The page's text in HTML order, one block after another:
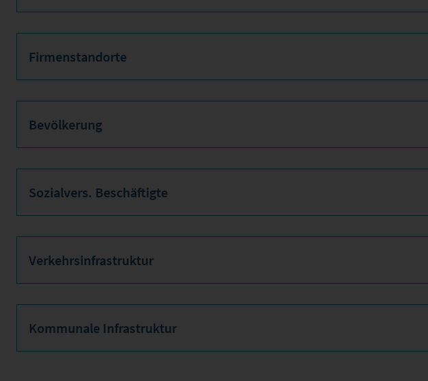
Firmenstandorte
Bevölkerung
Sozialvers. Beschäftigte
Verkehrsinfrastruktur
Kommunale Infrastruktur